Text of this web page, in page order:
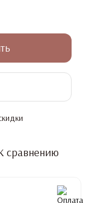
сравнению